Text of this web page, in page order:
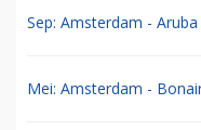
Sep: Amsterdam -
Mei: Amsterdam -